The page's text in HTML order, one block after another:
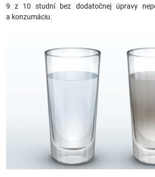
9 z 10 studní bez dodatočnej úpravy
a konzumáciu.